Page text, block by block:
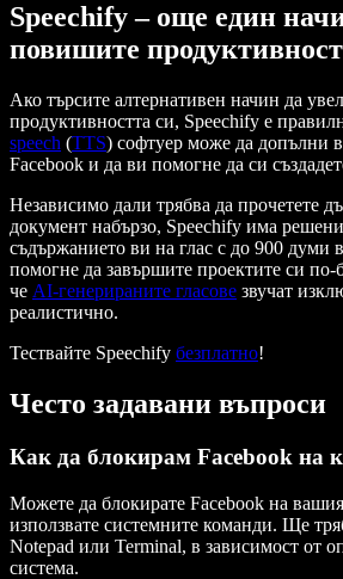
Speechify – още един
повишите
Ако търсите алтернативен начин да
продуктивността си, Speechify е
speech (TTS) софтуер може да допълни
Facebook и да ви помогне да си
Независимо дали трябва да прочетете
документ набързо, Speechify има
съдържанието ви на глас с до 900 думи
помогне да завършите проектите си по-
че AI-генерираните гласове звучат
реалистично.
Тествайте Speechify безплатно!
Често задавани въпроси
Как да блокирам Facebook на
Можете да блокирате Facebook на
използвате системните команди. Ще
Notepad или Terminal, в зависимост от
система.